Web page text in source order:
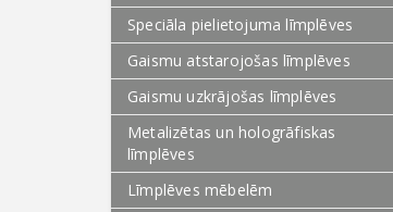
Speciāla pielietojuma līmplēves
Gaismu atstarojošas līmplēves
Gaismu uzkrājošas līmplēves
Metalizētas un hologrāfiskas
līmplēves
Līmplēves mēbelēm